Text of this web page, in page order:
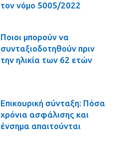
τον νόμο 5005/2022
Ποιοι μπορούν να
συνταξιοδοτηθούν πριν
την ηλικία των 62 ετών
Επικουρική σύνταξη: Πόσα
χρόνια ασφάλισης και
ένσημα απαιτούνται